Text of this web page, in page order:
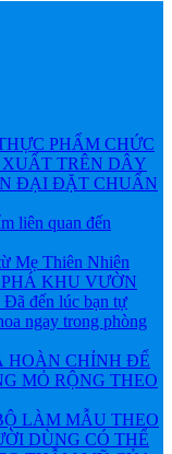
PHẨM CHỨC
TRÊN DÂY
ĐẠI ĐẶT CHUẨN
liên quan đến
Mẹ Thiên Nhiên
KHU VƯỜN
đến lúc bạn tự
ngay trong phòng
HOÀN CHỈNH ĐỂ
MỎ RỘNG THEO
LÀM MẪU THEO
DÙNG CÓ THỂ